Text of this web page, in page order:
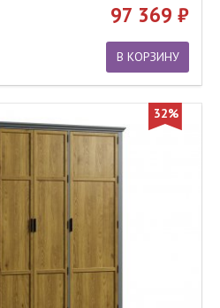
97 369
В КОРЗИНУ
32%